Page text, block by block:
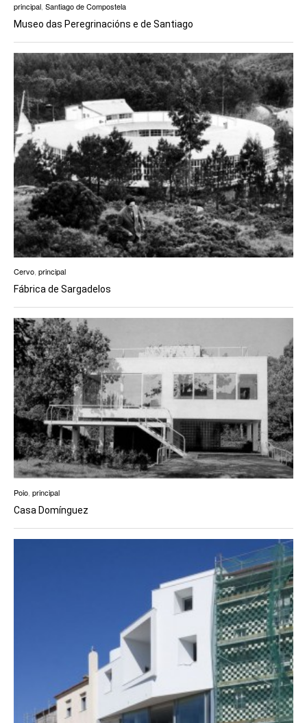
principal Santiago de Compostela
Museo das Peregrinacións e de Santiago
Cervo principal
Fábrica de Sargadelos
Poio principal
Casa Domínguez